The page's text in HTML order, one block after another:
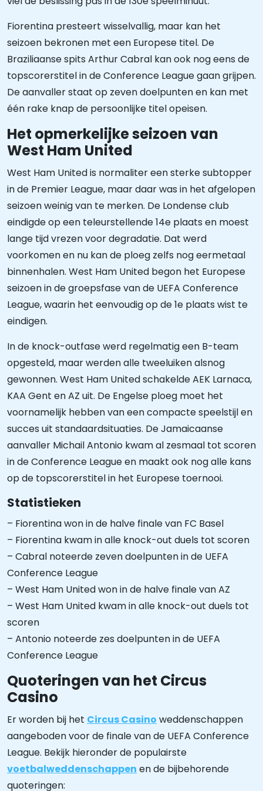
Fiorentina presteert wisselvallig, maar kan het
seizoen bekronen met een Europese titel. De
Braziliaanse spits Arthur Cabral kan ook nog eens de
topscorerstitel in de Conference League gaan grijpen.
De aanvaller staat op zeven doelpunten en kan met
één rake knap de persoonlijke titel opeisen.
Het opmerkelijke seizoen van
West Ham United
West Ham United is normaliter een sterke subtopper
in de Premier League, maar daar was in het afgelopen
seizoen weinig van te merken. De Londense club
eindigde op een teleurstellende 14e plaats en moest
lange tijd vrezen voor degradatie. Dat werd
voorkomen en nu kan de ploeg zelfs nog eermetaal
binnenhalen. West Ham United begon het Europese
seizoen in de groepsfase van de UEFA Conference
League, waarin het eenvoudig op de 1e plaats wist te
eindigen.
In de knock-outfase werd regelmatig een B-team
opgesteld, maar werden alle tweeluiken alsnog
gewonnen. West Ham United schakelde AEK Larnaca,
KAA Gent en AZ uit. De Engelse ploeg moet het
voornamelijk hebben van een compacte speelstijl en
succes uit standaardsituaties. De Jamaicaanse
aanvaller Michail Antonio kwam al zesmaal tot scoren
in de Conference League en maakt ook nog alle kans
op de topscorerstitel in het Europese toernooi.
Statistieken
– Fiorentina won in de halve finale van FC Basel
– Fiorentina kwam in alle knock-out duels tot scoren
– Cabral noteerde zeven doelpunten in de UEFA
Conference League
– West Ham United won in de halve finale van AZ
– West Ham United kwam in alle knock-out duels tot
scoren
– Antonio noteerde zes doelpunten in de UEFA
Conference League
Quoteringen van het Circus
Casino
Er worden bij het Circus Casino weddenschappen
aangeboden voor de finale van de UEFA Conference
League. Bekijk hieronder de populairste
voetbalweddenschappen en de bijbehorende
quoteringen: